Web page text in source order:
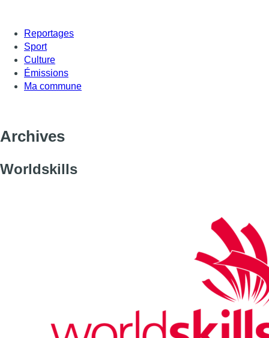
Reportages
Sport
Culture
Émissions
Ma commune
Archives
Worldskills